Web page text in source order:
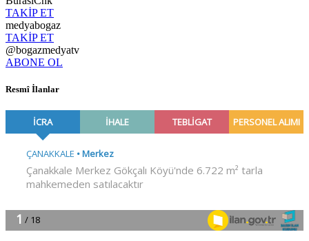
TAKİP ET
medyabogaz
TAKİP ET
@bogazmedyatv
ABONE OL
Resmî İlanlar